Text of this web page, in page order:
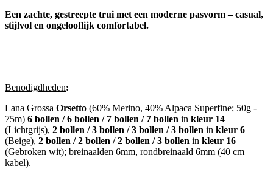
Een zachte, gestreepte trui met een moderne pasvorm – casual,
stijlvol en ongelooflijk comfortabel.
Benodigdheden:
Lana Grossa Orsetto (60% Merino, 40% Alpaca Superfine; 50g -
75m) 6 bollen / 6 bollen / 7 bollen / 7 bollen in kleur 14
(Lichtgrijs), 2 bollen / 3 bollen / 3 bollen / 3 bollen in kleur 6
(Beige), 2 bollen / 2 bollen / 2 bollen / 3 bollen in kleur 16
(Gebroken wit); breinaalden 6mm, rondbreinaald 6mm (40 cm
kabel).